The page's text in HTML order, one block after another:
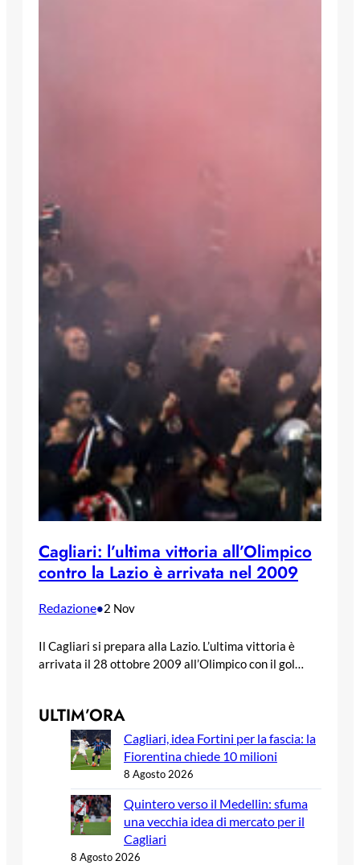
Cagliari: l’ultima vittoria all’Olimpico
contro la Lazio è arrivata nel 2009
Redazione•2 Nov
Il Cagliari si prepara alla Lazio. L’ultima vittoria è
arrivata il 28 ottobre 2009 all’Olimpico con il gol…
ULTIM’ORA
Cagliari, idea Fortini per la fascia: la
Fiorentina chiede 10 milioni
8 Agosto 2026
Quintero verso il Medellin: sfuma
una vecchia idea di mercato per il
Cagliari
8 Agosto 2026